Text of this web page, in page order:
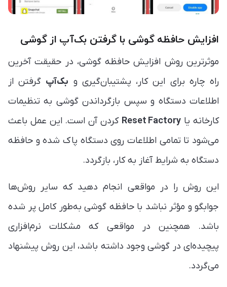
افزایش حافظه گوشی ‏با گرفتن بک‌آپ از گوشی
موثرترین روش افزایش حافظه گوشی، در حقیقت آخرین
راه چاره برای این کار، پشتیبان‌گیری و بک‌آپ گرفتن از
اطلاعات دستگاه و سپس بازگرداندن گوشی به تنظیمات
کارخانه یا Reset Factory کردن آن است. این عمل باعث
می‌شود تا تمامی اطلاعات روی دستگاه پاک شده و حافظه
دستگاه به شرایط آغاز به کار، بازگردد.
این روش را در مواقعی انجام دهید که سایر روش‌ها
جوابگو و مؤثر نباشد با حافظه گوشی به‌طور کامل پر شده
باشد. همچنین در مواقعی که مشکلات نرم‌افزاری
پیچیده‌ای در گوشی وجود داشته باشد، این روش پیشنهاد
می‌گردد.